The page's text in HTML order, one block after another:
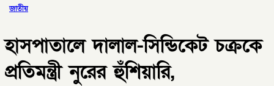
জাতীয়
হাসপাতালে দালাল-সিন্ডিকেট চক্রকে
প্রতিমন্ত্রী নুরের হুঁশিয়ারি,